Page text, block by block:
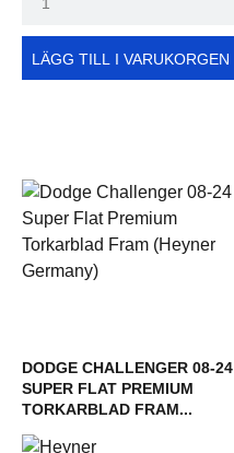
LÄGG TILL I VARUKORGEN
DODGE CHALLENGER 08-24
SUPER FLAT PREMIUM
TORKARBLAD FRAM...